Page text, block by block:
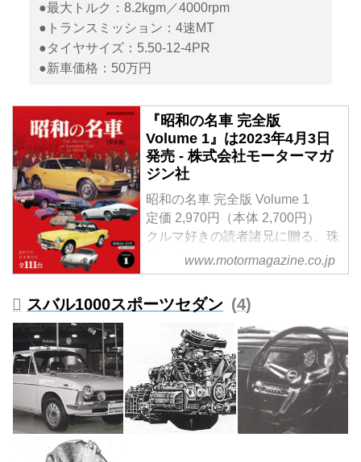
●最大トルク：8.2kgm／4000rpm
●トランスミッション：4速MT
●タイヤサイズ：5.50-12-4PR
●新車価格：50万円
『昭和の名車 完全版
Volume 1』は2023年4月3日
発売 - 株式会社モーターマガ
ジン社
昭和の名車 完全版 Volume 1
定価 2,970円（本体 2,700円）
クルマ好きの読者諸兄に贈る、珠
玉の名車アルバム。
Vol.1では、昭和30（1955）年か
名車を解説。
試し読み
＜内容紹介＞
現在、40- 60代、そして70代の
「昭和」を生きてきたクルマ好き
の読者諸兄に贈る、珠玉の名車ア
ルバム。
www.motormagazine.co.jp
スバル1000スポーツセダン 4